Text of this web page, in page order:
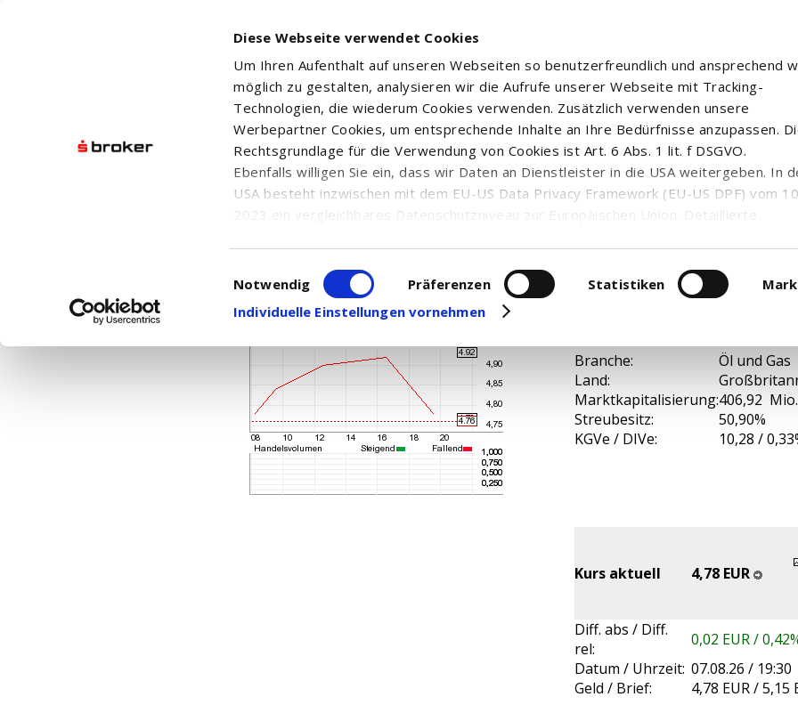
Diese Webseite verwendet Cookies
Um Ihren Aufenthalt auf unseren Webseiten so benutzerfreundlich und ansprechend
möglich zu gestalten, analysieren wir die Aufrufe unserer Webseite mit Tracking-
Technologien, die wiederum Cookies verwenden. Zusätzlich verwenden unsere
Werbepartner Cookies, um entsprechende Inhalte an Ihre Bedürfnisse anzupassen.
Rechtsgrundlage für die Verwendung von Cookies ist Art. 6 Abs. 1 lit. f DSGVO.
Ebenfalls willigen Sie ein, dass wir Daten an Dienstleister in die USA weitergeben. In
USA besteht inzwischen mit dem EU-US Data Privacy Framework (EU-US DPF) vom
2023 ein vergleichbares Datenschutzniveau zur Europäischen Union. Detaillierte
in den USA, finden Sie auf unserer Seite zumDatenschutz. Dort können Sie Ihre
Einwilligung auch jederzeit widerrufen oder anpassen.
Einwilligungsauswahl
Notwendig Präferenzen Statistiken
Individuelle Einstellungen vornehmen
ASHTEAD TECHNOLOGY HOLDINGS PL REGIST...
Branche:
Öl und Gas
Land:
Marktkapitalisierung:406,92
Streubesitz:
50,90%
KGVe / DIVe:
10,28 /
Kurs aktuell 4,78 EUR
Diff. abs / Diff.
rel:
0,02 EUR /
Datum / Uhrzeit: 07.08.26 / 19:30
Geld / Brief:
4,78 EUR / 5,15